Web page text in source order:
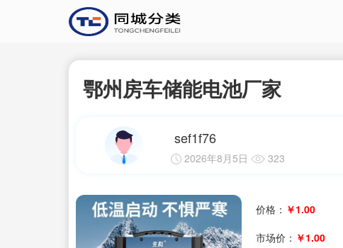
鄂州房车储能电池厂家
sef1f76
2026年8月5日 323
价格： ￥1.00
市场价： ￥1.00